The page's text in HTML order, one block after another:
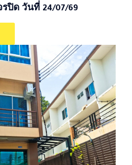
ปิด วันที่ 24/07/69